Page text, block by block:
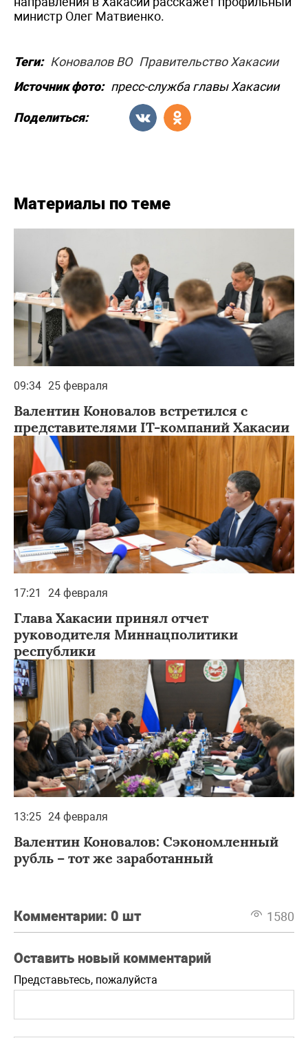
министр Олег Матвиенко.
Теги: Коновалов ВО Правительство Хакасии
Источник фото: пресс-служба главы Хакасии
Поделиться:
Материалы по теме
09:34 25 февраля
Валентин Коновалов встретился с
представителями IT-компаний Хакасии
17:21 24 февраля
Глава Хакасии принял отчет
руководителя Миннацполитики
республики
13:25 24 февраля
Валентин Коновалов: Сэкономленный
рубль – тот же заработанный
Комментарии: 0 шт 1580
Оставить новый комментарий
Представьтесь, пожалуйста